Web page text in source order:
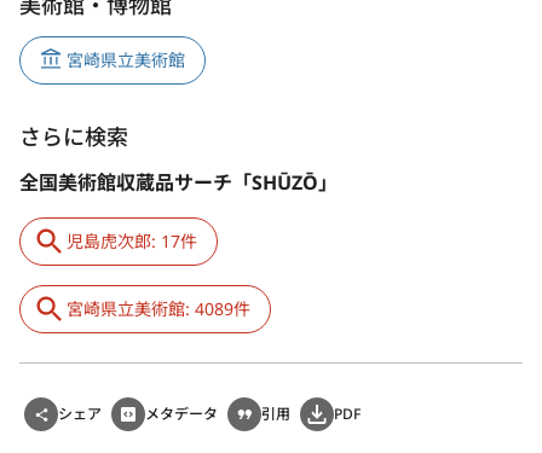
宮崎県立美術館
さらに検索
全国美術館収蔵品サーチ「SHŪZŌ」
児島虎次郎: 17件
宮崎県立美術館: 4089件
シェア メタデータ 引用 PDF